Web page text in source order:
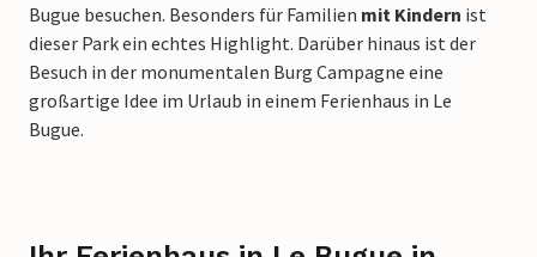
Bugue besuchen. Besonders für Familien mit Kindern ist
dieser Park ein echtes Highlight. Darüber hinaus ist der
Besuch in der monumentalen Burg Campagne eine
großartige Idee im Urlaub in einem Ferienhaus in Le
Bugue.